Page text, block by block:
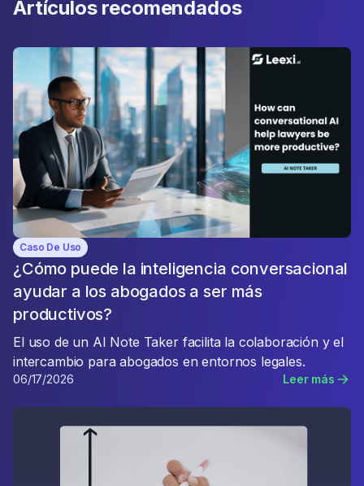
Artículos recomendados
Caso De Uso
¿Cómo puede la inteligencia conversacional
ayudar a los abogados a ser más
productivos?
El uso de un AI Note Taker facilita la colaboración y el
intercambio para abogados en entornos legales.
06/17/2026 Leer más